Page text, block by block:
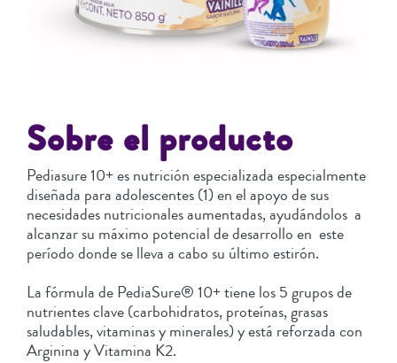
Sobre el producto
Pediasure 10+ es nutrición especializada especialmente
diseñada para adolescentes (1) en el apoyo de sus
necesidades nutricionales aumentadas, ayudándolos a
alcanzar su máximo potencial de desarrollo en este
período donde se lleva a cabo su último estirón.
La fórmula de PediaSure® 10+ tiene los 5 grupos de
nutrientes clave (carbohidratos, proteínas, grasas
saludables, vitaminas y minerales) y está reforzada con
Arginina y Vitamina K2.